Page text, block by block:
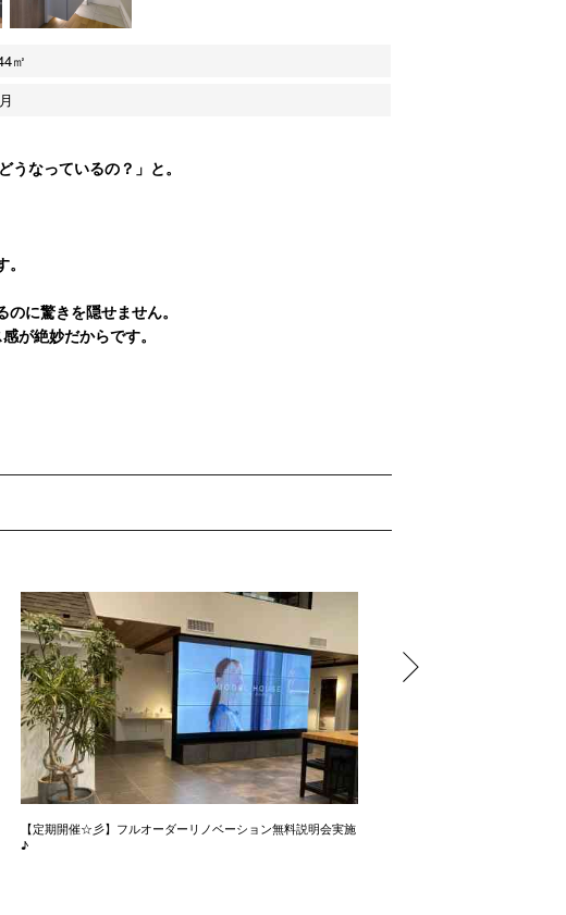
㎡
なっているの？」と。
に驚きを隠せません。
が絶妙だからです。
【定期開催☆彡】フルオーダーリノベーション無料説明会実施
♪